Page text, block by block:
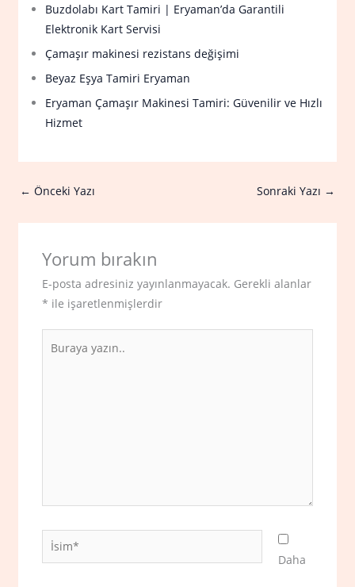
Buzdolabı Kart Tamiri | Eryaman’da Garantili
Elektronik Kart Servisi
Çamaşır makinesi rezistans değişimi
Beyaz Eşya Tamiri Eryaman
Eryaman Çamaşır Makinesi Tamiri: Güvenilir ve Hızlı
Hizmet
← Önceki Yazı Sonraki Yazı →
Yorum bırakın
E-posta adresiniz yayınlanmayacak. Gerekli alanlar
* ile işaretlenmişlerdir
İsim*
Daha